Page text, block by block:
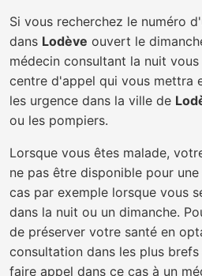
Si vous recherchez le numéro
dans Lodève ouvert le
médecin consultant la nuit
centre d'appel qui vous mettra
les urgence dans la ville de
ou les pompiers.
Lorsque vous êtes malade,
ne pas être disponible pour
cas par exemple lorsque vous
dans la nuit ou un dimanche.
de préserver votre santé en
consultation dans les plus
faire appel dans ce cas à un